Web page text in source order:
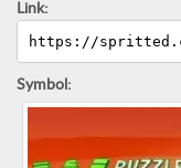
Link:
https://
Symbol: